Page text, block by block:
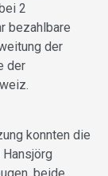
2
bezahlbare
der
der
konnten die